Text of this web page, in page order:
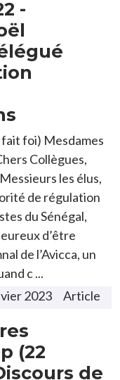
-
foi) Mesdames
Collègues,
les élus,
de régulation
du Sénégal,
d’être
de l’Avicca, un
c ...
2023
Article
(22
de